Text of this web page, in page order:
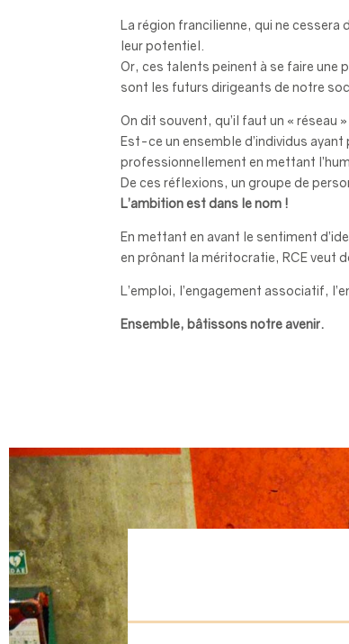
La région francilienne, qui ne
leur potentiel.
Or, ces talents peinent à se faire une
sont les futurs dirigeants de notre
On dit souvent, qu’il faut un « réseau
Est-ce un ensemble d’individus
professionnellement en mettant
De ces réflexions, un groupe de
L’ambition est dans le nom !
En mettant en avant le sentiment
en prônant la méritocratie, RCE veut
L’emploi, l’engagement associatif,
Ensemble, bâtissons notre avenir.